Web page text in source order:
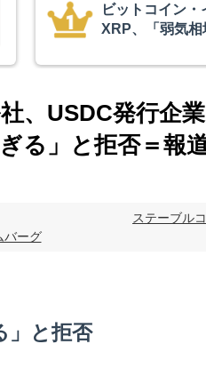
暗号資産交換
要請、詐欺被
、USDC発行企
る」と拒否＝報
バーグ
ステーブル
」と拒否